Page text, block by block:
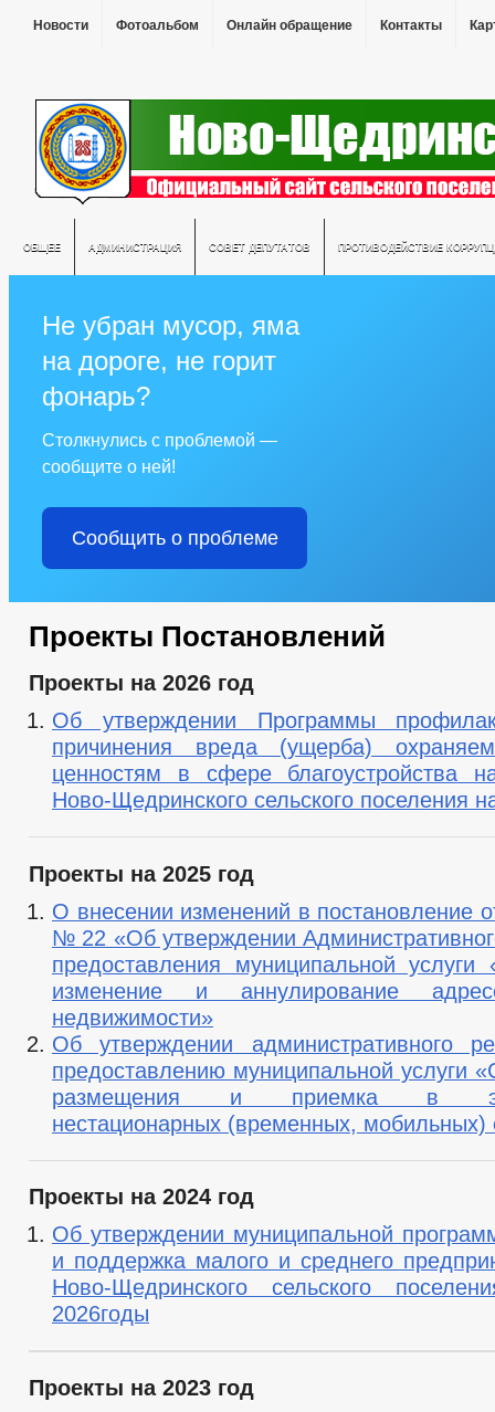
Новости Фотоальбом Онлайн обращение Контакты
ОБЩЕЕ АДМИНИСТРАЦИЯ СОВЕТ ДЕПУТАТОВ ПРОТИВОДЕЙСТВИЕ
Не убран мусор, яма
на дороге, не горит
фонарь?
Столкнулись с проблемой —
сообщите о ней!
Сообщить о проблеме
Проекты Постановлений
Проекты на 2026 год
Об утверждении Программы
причинения вреда (ущерба)
ценностям в сфере благоустройства
Ново-Щедринского сельского поселения
Проекты на 2025 год
О внесении изменений в постановление
№ 22 «Об утверждении
предоставления муниципальной услуги
изменение и аннулирование
недвижимости»
Об утверждении административного
предоставлению муниципальной услуги
размещения и приемка в
нестационарных (временных, мобильных)
Проекты на 2024 год
Об утверждении муниципальной
и поддержка малого и среднего
Ново-Щедринского сельского
2026годы
Проекты на 2023 год